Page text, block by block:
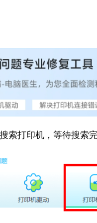
索打印机，等待搜索